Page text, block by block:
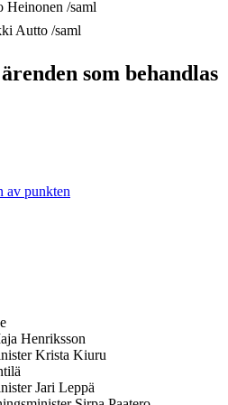
Heinonen /saml
Autto /saml
som behandlas
av punkten
Henriksson
Krista Kiuru
Jari Leppä